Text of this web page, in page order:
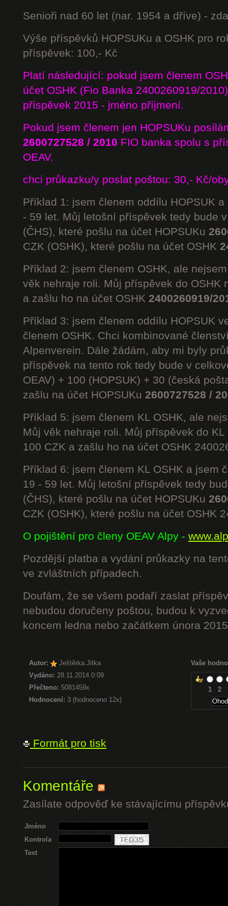
Senioři nad 60 let (nar. 1954 a dříve) -
Výše příspěvků HOPSUKu a OSHK pro
příspěvek: 100,- Kč
Platí následující: pokud jsem členem
účet OSHK (Fio Banka 2400260919/
příspěvek 2015 - jméno příjmení.
Pokud jsem členem jen HOPSUKu
2600727528 / 2010 FIO banka spolu s
OEAV.
chci průkazku/y poslat poštou: 30,- Kč/
Příklad 1: jsem členem oddílu HOPSUK
- 59 let. Můj letošní příspěvek tedy bude
(ČHS), které pošlu na účet HOPSUKu
CZK (OSHK), které pošlu na účet OSHK
Příklad 2: jsem členem OSHK, ale
věk nehraje roli. Můj příspěvek do OSHK
a zašlu ho na účet OSHK 2400260919/
Příklad 3: jsem členem oddílu HOPSUK
členem OSHK. Chci kombinované
Alpenverein. Dále žádám, aby mi byly
příspěvek na tento rok tedy bude v
OEAV) + 100 (HOPSUK) + 30 (česká
zašlu na účet HOPSUKu 2600727528 /
Příklad 5: jsem členem KL OSHK, ale
Můj věk nehraje roli. Můj příspěvek do
100 CZK a zašlu ho na účet OSHK
Příklad 6: jsem členem KL OSHK a jsem
19 - 59 let. Můj letošní příspěvek tedy
(ČHS), které pošlu na účet HOPSUKu
CZK (OSHK), které pošlu na účet OSHK
O pojištění pro členy OEAV Alpy -
Pozdější platba a vydání průkazky na
ve zvláštních případech.
Doufám, že se všem podaří zaslat
nebudou doručeny poštou, budou k
koncem ledna nebo začátkem února
Autor:
Ještěrka.Jitka
Vydáno: 28.11.2014 0:09
Přečteno:5081459x
Hodnocení: 3 (hodnoceno 12x)
Vaše
1 2
Formát pro tisk
Komentáře
Zasílate odpověď ke stávajícímu
Jméno
Kontrola
Text